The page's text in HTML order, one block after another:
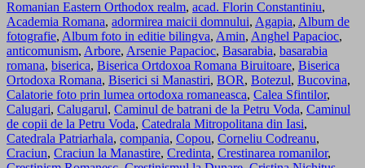
Romanian Eastern Orthodox realm, acad. Florin Constantiniu,
Academia Romana, adormirea maicii domnului, Agapia, Album de
fotografie, Album foto in editie bilingva, Amin, Anghel Papacioc,
anticomunism, Arbore, Arsenie Papacioc, Basarabia, basarabia
romana, biserica, Biserica Ortdoxoa Romana Biruitoare, Biserica
Ortodoxa Romana, Biserici si Manastiri, BOR, Botezul, Bucovina,
Calatorie foto prin lumea ortodoxa romaneasca, Calea Sfintilor,
Calugari, Calugarul, Caminul de batrani de la Petru Voda, Caminul
de copii de la Petru Voda, Catedrala Mitropolitana din Iasi,
Catedrala Patriarhala, compania, Copou, Corneliu Codreanu,
Craciun, Craciun la Manastire, Credinta, Crestinarea romanilor,